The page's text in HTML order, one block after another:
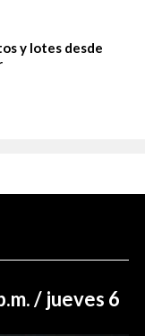
y lotes desde
/ jueves 6